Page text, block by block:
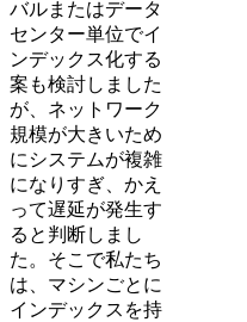
バルまたはデータ
センター単位でイ
ンデックス化する
案も検討しました
が、ネットワーク
規模が大きいため
にシステムが複雑
になりすぎ、かえ
って遅延が発生す
ると判断しまし
た。そこで私たち
は、マシンごとに
インデックスを持